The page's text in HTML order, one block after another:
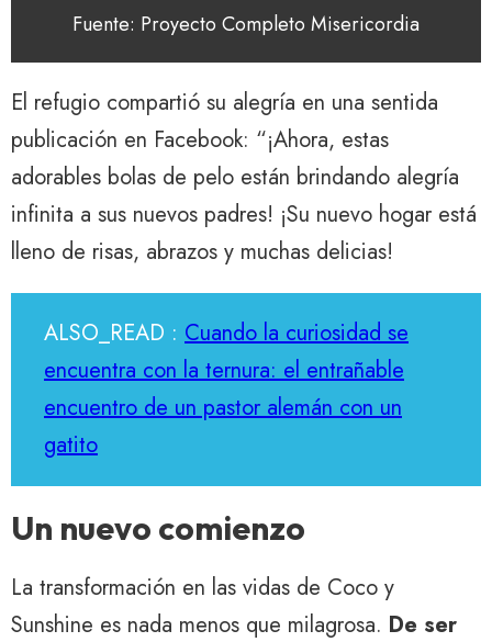
Fuente: Proyecto Completo Misericordia
El refugio compartió su alegría en una sentida
publicación en Facebook: “¡Ahora, estas
adorables bolas de pelo están brindando alegría
infinita a sus nuevos padres! ¡Su nuevo hogar está
lleno de risas, abrazos y muchas delicias!
ALSO_READ : Cuando la curiosidad se
encuentra con la ternura: el entrañable
encuentro de un pastor alemán con un
gatito
Un nuevo comienzo
La transformación en las vidas de Coco y
Sunshine es nada menos que milagrosa. De ser